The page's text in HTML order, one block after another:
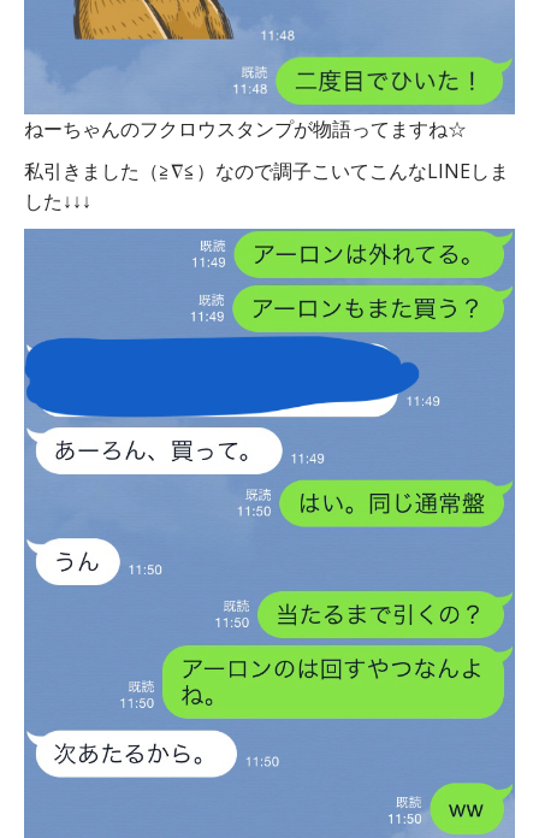
ねーちゃんのフクロウスタンプが物語ってますね☆
私引きました（≧∇≦）なので調子こいてこんなLINEしま
した↓↓↓